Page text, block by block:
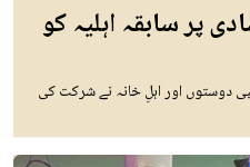
پر سابقہ اہلیہ کو
اور اہلِ خانہ نے شرکت کی